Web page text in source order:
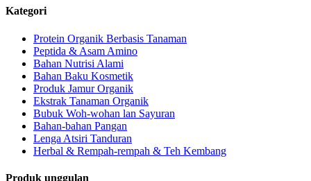
Kategori
Protein Organik Berbasis Tanaman
Peptida & Asam Amino
Bahan Nutrisi Alami
Bahan Baku Kosmetik
Produk Jamur Organik
Ekstrak Tanaman Organik
Bubuk Woh-wohan lan Sayuran
Bahan-bahan Pangan
Lenga Atsiri Tanduran
Herbal & Rempah-rempah & Teh Kembang
Produk unggulan